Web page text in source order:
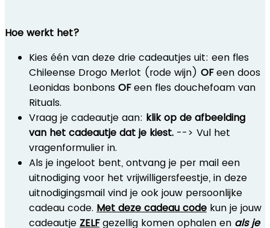
Hoe werkt het?
Kies één van deze drie cadeautjes uit: een fles
Chileense Drogo Merlot (rode wijn) OFeen doos
Leonidas bonbons OFeen fles douchefoam van
Rituals.
Vraag je cadeautje aan: klik op de afbeelding
van het cadeautje dat je kiest. --> Vul het
vragenformulier in.
Als je ingeloot bent, ontvang je per mail een
uitnodiging voor het vrijwilligersfeestje, in deze
uitnodigingsmail vind je ook jouw persoonlijke
cadeau code. Met deze cadeau code kun je jouw
cadeautje ZELFgezellig komen ophalen en als je